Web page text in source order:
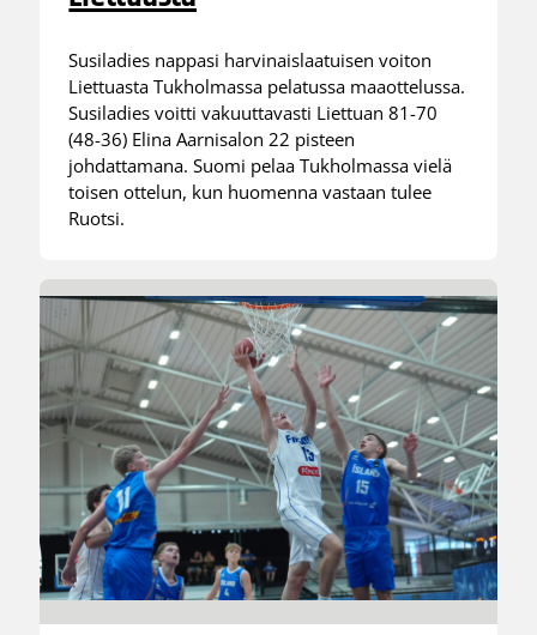
Susiladies nappasi harvinaislaatuisen voiton
Liettuasta Tukholmassa pelatussa maaottelussa.
Susiladies voitti vakuuttavasti Liettuan 81-70
(48-36) Elina Aarnisalon 22 pisteen
johdattamana. Suomi pelaa Tukholmassa vielä
toisen ottelun, kun huomenna vastaan tulee
Ruotsi.